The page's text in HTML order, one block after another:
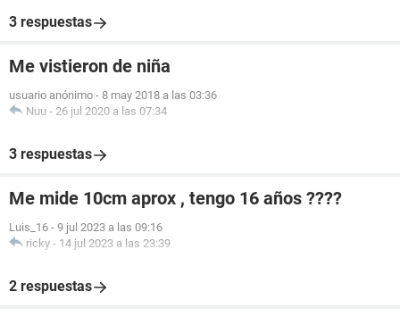
3 respuestas
Me vistieron de niña
usuario anónimo - 8 may 2018 a las 03:36
Nuu - 26 jul 2020 a las 07:34
3 respuestas
Me mide 10cm aprox , tengo 16 años ????
Luis_16 - 9 jul 2023 a las 09:16
ricky - 14 jul 2023 a las 23:39
2 respuestas